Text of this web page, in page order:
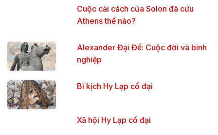
Cuộc cải cách của Solon đã cứu
Athens thế nào?
Alexander Đại Đế: Cuộc đời và binh
nghiệp
Bi kịch Hy Lạp cổ đại
Xã hội Hy Lạp cổ đại